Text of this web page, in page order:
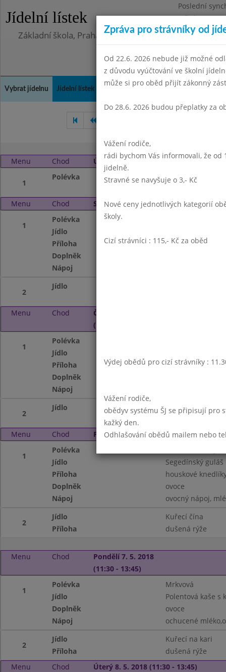
Jídelní lístek
Poslední
Středa
Základní škola, Praha 4, Na Líše 16
Vybrat jídelnu Jídelní lístek Kontakty a informace
Menu Chod Úterý 1. 5. 2018 (11:30 - 13:45)
1
Polévka Státní svátek
Menu Chod Středa 2. 5. 2018 (11:30 - 13:45)
1
Polévka
Jídlo
Příloha
vařené brambory
Doplněk
Nápoj
2
Jídlo
Menu Chod
Čtvrtek 3. 5. 2018
(11:30 - 13:45)
1
Polévka
Jídlo
Příloha
těstoviny
Doplněk
Nápoj
2
Jídlo Bramborové
Menu Chod Pátek 4. 5. 2018 (11:30 - 13:45)
1
Polévka
Jídlo
Segedínský guláš
Příloha
houskové
Doplněk
ovoce
Nápoj
ovocný nápoj,
2
Jídlo
Kuřecí čína
Příloha
dušená rýže
Menu Chod
Pondělí 7. 5. 2018
(11:30 - 13:45)
1
Polévka
Mrkvová
Jídlo
Polentová kaše s
Doplněk
ovoce
Nápoj
ochucené
2
Jídlo
Kuřecí na kari
Příloha
dušená rýže
Menu
Chod Úterý 8. 5. 2018 (11:30 - 13:45)
Zpráva pro strávníky od
Od 22.6. 2026 nebude již možné
z důvodu vyúčtování ve školní
může si pro oběd přijít zákonný
Do 28.6. 2026 budou přeplatky za
Vážení rodiče,
rádi bychom Vás informovali, že od
jidelně.
Stravné se navyšuje o 3,- Kč
Nové ceny jednotlivých kategorií
školy.
Cizí strávníci : 115,- Kč za oběd
Výdej obědů pro cizí strávníky :
Vážení rodiče,
obědyv systému ŠJ se připisují pro
kažký den.
Odhlašování obědů mailem nebo